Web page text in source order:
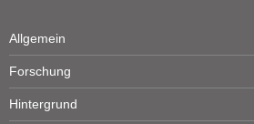
Allgemein
Forschung
Hintergrund